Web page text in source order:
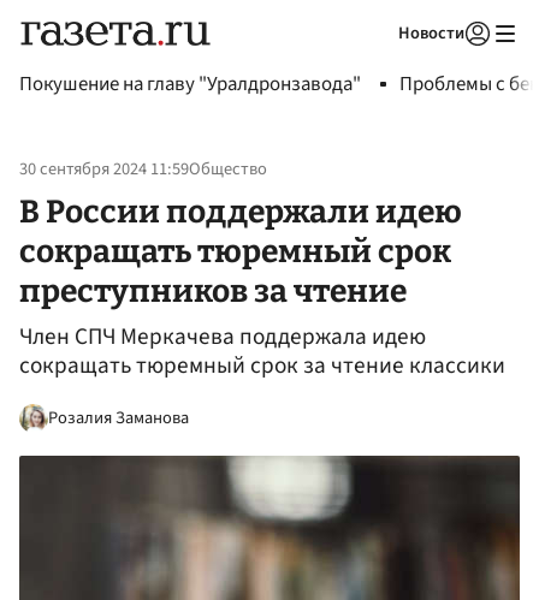
Новости
Покушение на главу "Уралдронзавода" Проблемы с
30 сентября 2024 11:59Общество
В России поддержали идею
сокращать тюремный срок
преступников за чтение
Член СПЧ Меркачева поддержала идею
сокращать тюремный срок за чтение классики
Розалия Заманова